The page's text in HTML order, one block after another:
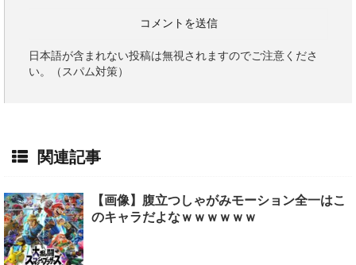
日本語が含まれない投稿は無視されますのでご注意くださ
い。（スパム対策）
関連記事
【画像】腹立つしゃがみモーション全一はこ
のキャラだよなｗｗｗｗｗｗ